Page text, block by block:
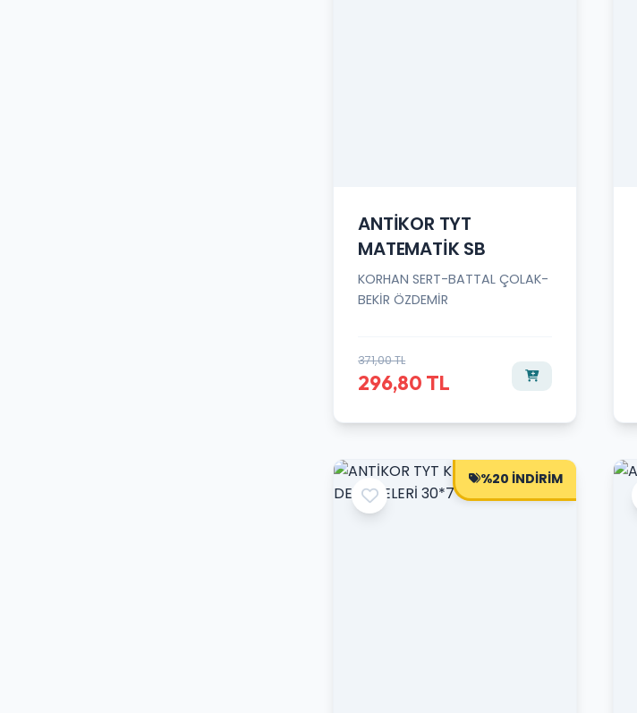
ANTİKOR TYT
MATEMATİK SB
KORHAN SERT-BATTAL ÇOLAK-
BEKİR ÖZDEMİR
371,00 TL
296,80 TL
%20 İNDİRİM